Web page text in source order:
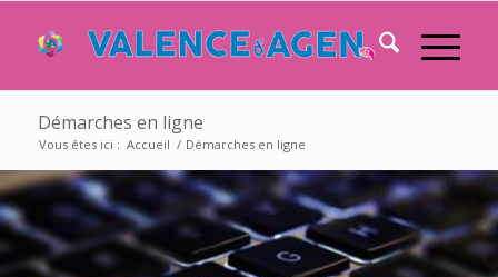
Démarches en ligne
Vous êtes ici : Accueil / Démarches en ligne